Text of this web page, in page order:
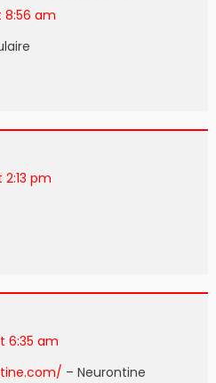
8:56 am
pm
6:35 am
– Neurontine